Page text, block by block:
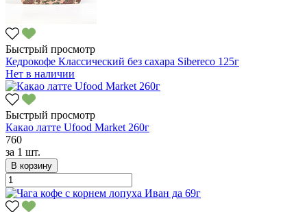
Быстрый просмотр
Кедрокофе Классический без сахара Sibereco 125г
Нет в наличии
Быстрый просмотр
Какао латте Ufood Market 260г
760
за 1 шт.
В корзину